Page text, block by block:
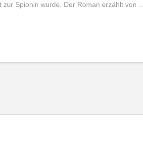
zur Spionin wurde. Der Roman erzählt von